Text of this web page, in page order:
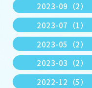
2023-09（2）
2023-07（1）
2023-05（2）
2023-03（2）
2022-12（5）